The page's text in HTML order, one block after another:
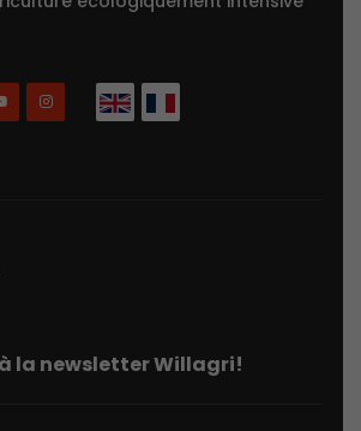
la newsletter Willagri!